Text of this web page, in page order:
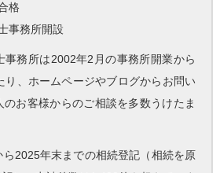
格
事務所開設
事務所は2002年2月の事務所開業から
り、ホームページやブログからお問い
お客様からのご相談を多数うけたま
2025年末までの相続登記（相続を原